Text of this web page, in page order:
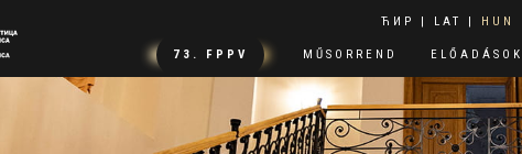
73. FPPV MŰSORREND ELŐADÁSOK
ЋИР | LAT | HUN